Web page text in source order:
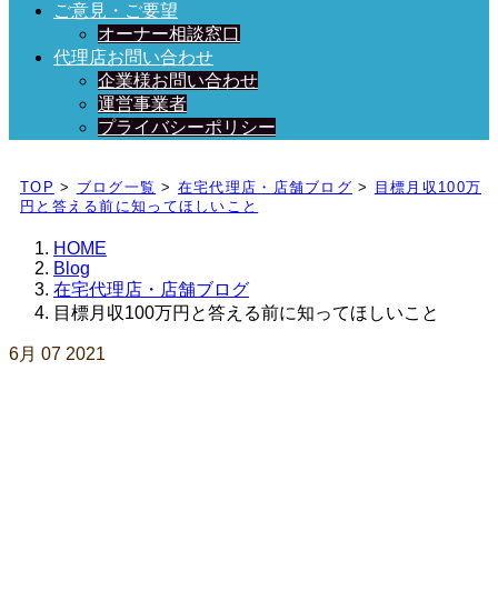
ご意見・ご要望
オーナー相談窓口
代理店お問い合わせ
企業様お問い合わせ
運営事業者
プライバシーポリシー
日々、ブログを更新中！
TOP > ブログ一覧 > 在宅代理店・店舗ブログ >
目標月収100万
円と答える前に知ってほしいこと
HOME
Blog
在宅代理店・店舗ブログ
目標月収100万円と答える前に知ってほしいこと
6月 07 2021